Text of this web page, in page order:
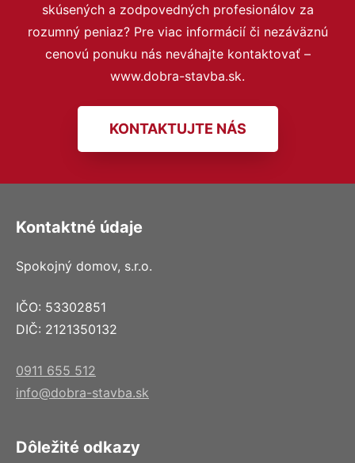
skúsených a zodpovedných profesionálov za
rozumný peniaz? Pre viac informácií či nezáväznú
cenovú ponuku nás neváhajte kontaktovať –
www.dobra-stavba.sk.
KONTAKTUJTE NÁS
Kontaktné údaje
Spokojný domov, s.r.o.
IČO: 53302851
DIČ: 2121350132
0911 655 512
info@dobra-stavba.sk
Dôležité odkazy